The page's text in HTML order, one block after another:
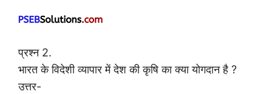
प्रश्न 2.
भारत के विदेशी व्यापार में देश की कृषि का क्या योगदान है ?
उत्तर-